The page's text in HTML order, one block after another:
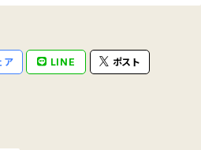
ア LINE ポスト